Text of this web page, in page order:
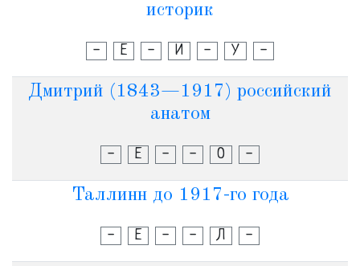
историк
- Е - И - У -
Дмитрий (1843—1917) российский
анатом
- Е - - О -
Таллинн до 1917-го года
- Е - - Л -